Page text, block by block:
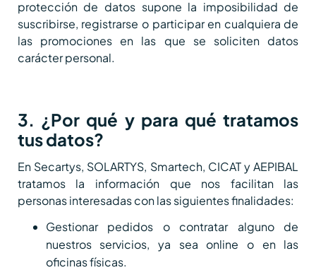
protección de datos supone la imposibilidad de
suscribirse, registrarse o participar en cualquiera de
las promociones en las que se soliciten datos
carácter personal.
3. ¿Por qué y para qué tratamos
tus datos?
En Secartys, SOLARTYS, Smartech, CICAT y AEPIBAL
tratamos la información que nos facilitan las
personas interesadas con las siguientes finalidades:
Gestionar pedidos o contratar alguno de
nuestros servicios, ya sea online o en las
oficinas físicas.